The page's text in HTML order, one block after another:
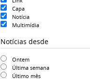
Capa
Notícia
Multimídia
Notícias desde
Ontem
Última semana
Último mês